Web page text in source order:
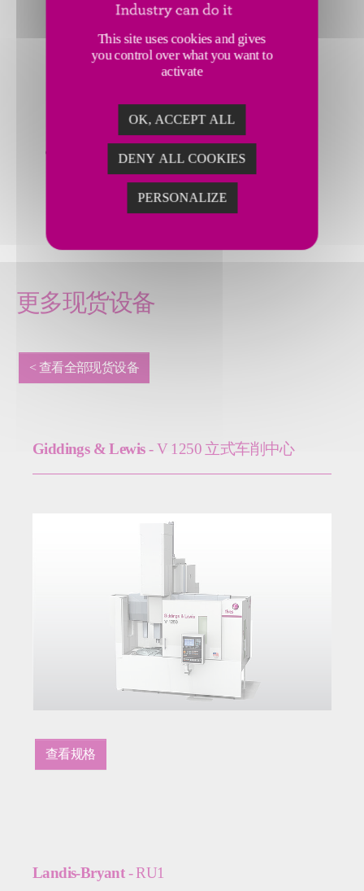
去高
压釜
服务，12
更多现货设备
< 查看全部现货设备
Giddings & Lewis- V 1250 立式车削中心
查看规格
Landis-Bryant- RU1
This site uses cookies and gives
you control over what you want to
activate
OK, ACCEPT ALL
DENY ALL COOKIES
PERSONALIZE